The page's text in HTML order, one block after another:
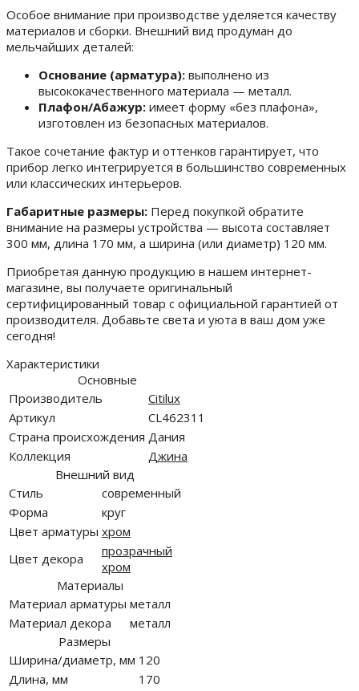
Особое внимание при производстве уделяется качеству
материалов и сборки. Внешний вид продуман до
мельчайших деталей:
Основание (арматура): выполнено из
высококачественного материала — металл.
Плафон/Абажур: имеет форму «без плафона»,
изготовлен из безопасных материалов.
Такое сочетание фактур и оттенков гарантирует, что
прибор легко интегрируется в большинство современных
или классических интерьеров.
Габаритные размеры: Перед покупкой обратите
внимание на размеры устройства — высота составляет
300 мм, длина 170 мм, а ширина (или диаметр) 120 мм.
Приобретая данную продукцию в нашем интернет-
магазине, вы получаете оригинальный
сертифицированный товар с официальной гарантией от
производителя. Добавьте света и уюта в ваш дом уже
сегодня!
Характеристики
Основные
Производитель
Citilux
Артикул
CL462311
Страна происхождения Дания
Коллекция
Джина
Внешний вид
Стиль
современный
Форма
круг
Цвет арматуры хром
Цвет декора
прозрачный
хром
Материалы
Материал арматуры металл
Материал декора
металл
Размеры
Ширина/диаметр, мм 120
Длина, мм
170